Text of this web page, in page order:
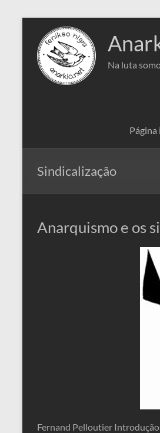
conteúdo
Na luta
Página
Sindicalização
Anarquismo e os
Fernand Pelloutier